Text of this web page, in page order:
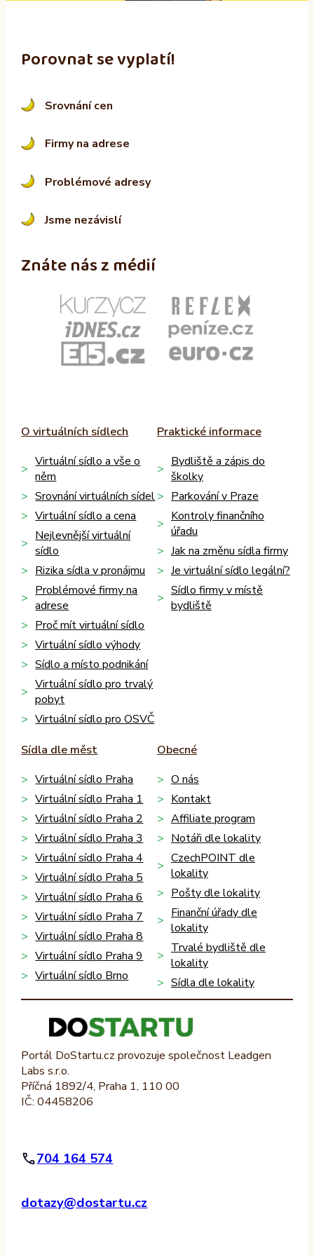
Porovnat se vyplatí!
Srovnání cen
Firmy na adrese
Problémové adresy
Jsme nezávislí
Znáte nás z médií
O virtuálních sídlech
Virtuální sídlo a vše o
něm
Srovnání virtuálních sídel
Virtuální sídlo a cena
Nejlevnější virtuální
sídlo
Rizika sídla v pronájmu
Problémové firmy na
adrese
Proč mít virtuální sídlo
Virtuální sídlo výhody
Sídlo a místo podnikání
Virtuální sídlo pro trvalý
pobyt
Virtuální sídlo pro OSVČ
Praktické informace
Bydliště a zápis do
školky
Parkování v Praze
Kontroly finančního
úřadu
Jak na změnu sídla firmy
Je virtuální sídlo legální?
Sídlo firmy v místě
bydliště
Sídla dle měst
Virtuální sídlo Praha
Virtuální sídlo Praha 1
Virtuální sídlo Praha 2
Virtuální sídlo Praha 3
Virtuální sídlo Praha 4
Virtuální sídlo Praha 5
Virtuální sídlo Praha 6
Virtuální sídlo Praha 7
Virtuální sídlo Praha 8
Virtuální sídlo Praha 9
Virtuální sídlo Brno
Obecné
O nás
Kontakt
Affiliate program
Notáři dle lokality
CzechPOINT dle
lokality
Pošty dle lokality
Finanční úřady dle
lokality
Trvalé bydliště dle
lokality
Sídla dle lokality
Portál DoStartu.cz provozuje společnost Leadgen
Labs s.r.o.
Příčná 1892/4, Praha 1, 110 00
IČ: 04458206
704 164 574
dotazy@dostartu.cz